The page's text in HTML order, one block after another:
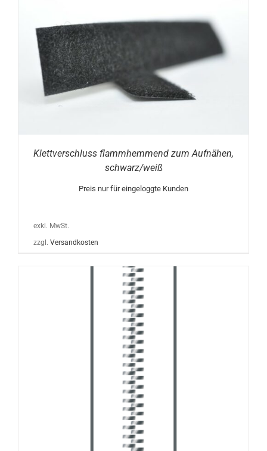
Klettverschluss flammhemmend zum Aufnähen,
schwarz/weiß
Preis nur für eingeloggte Kunden
exkl. MwSt.
zzgl. Versandkosten